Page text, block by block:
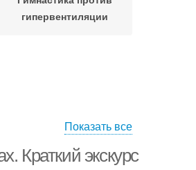
гипервентиляции
Показать все
Краткий экскурс